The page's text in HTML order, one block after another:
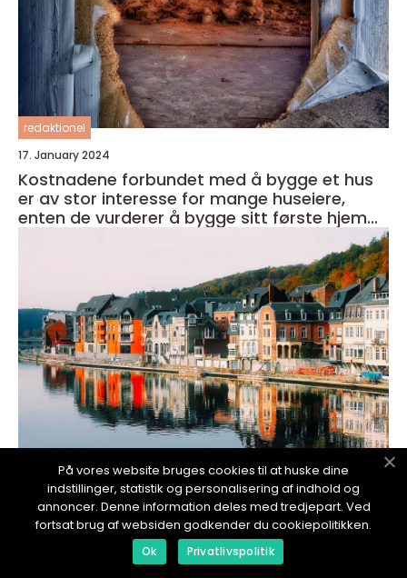
redaktionel
17. January 2024
Kostnadene forbundet med å bygge et hus
er av stor interesse for mange huseiere,
enten de vurderer å bygge sitt første hjem
eller ønsker å oppgradere sitt eksisterende
17. January 2024
Bygge ut hus: En grundig oversikt over
På vores website bruges cookies til at huske dine
indstillinger, statistik og personalisering af indhold og
annoncer. Denne information deles med tredjepart. Ved
fortsat brug af websiden godkender du cookiepolitikken.
Ok Privatlivspolitik